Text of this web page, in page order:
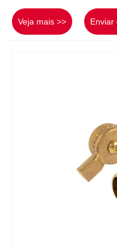
Veja mais >> Enviar